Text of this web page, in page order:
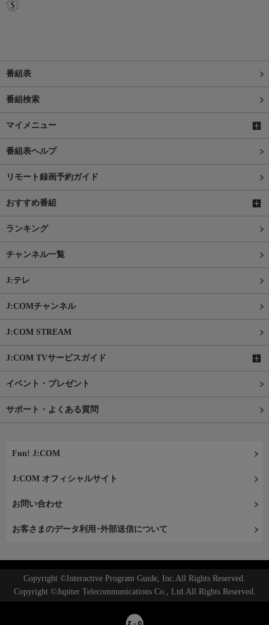
番組表
番組検索
マイメニュー
番組表ヘルプ
リモート録画予約ガイド
おすすめ番組
ランキング
チャンネル一覧
J:テレ
J:COMチャンネル
J:COM STREAM
J:COM TVサービスガイド
イベント・プレゼント
サポート・よくある質問
Fun! J:COM
J:COM オフィシャルサイト
お問い合わせ
お客さまのデータ利用･外部送信について
Copyright ©Interactive Program Guide, Inc.All Rights Reserved.
Copyright ©Jupiter Telecommunications Co., Ltd.All Rights Reserved.